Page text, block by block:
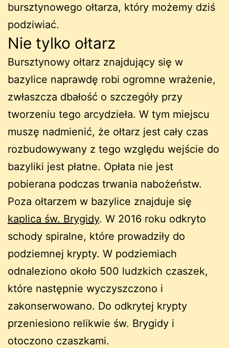
bursztynowego ołtarza, który możemy dziś
podziwiać.
Nie tylko ołtarz
Bursztynowy ołtarz znajdujący się w
bazylice naprawdę robi ogromne wrażenie,
zwłaszcza dbałość o szczegóły przy
tworzeniu tego arcydzieła. W tym miejscu
muszę nadmienić, że ołtarz jest cały czas
rozbudowywany z tego względu wejście do
bazyliki jest płatne. Opłata nie jest
pobierana podczas trwania nabożeństw.
Poza ołtarzem w bazylice znajduje się
kaplica św. Brygidy. W 2016 roku odkryto
schody spiralne, które prowadziły do
podziemnej krypty. W podziemiach
odnaleziono około 500 ludzkich czaszek,
które następnie wyczyszczono i
zakonserwowano. Do odkrytej krypty
przeniesiono relikwie św. Brygidy i
otoczono czaszkami.